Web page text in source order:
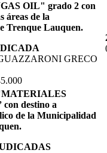
OIL" grado 2 con
áreas de la
Trenque Lauquen.
GRECO
destino a
de la Municipalidad